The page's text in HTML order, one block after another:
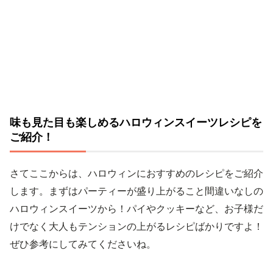
味も見た目も楽しめるハロウィンスイーツレシピを
ご紹介！
さてここからは、ハロウィンにおすすめのレシピをご紹介
します。まずはパーティーが盛り上がること間違いなしの
ハロウィンスイーツから！パイやクッキーなど、お子様だ
けでなく大人もテンションの上がるレシピばかりですよ！
ぜひ参考にしてみてくださいね。